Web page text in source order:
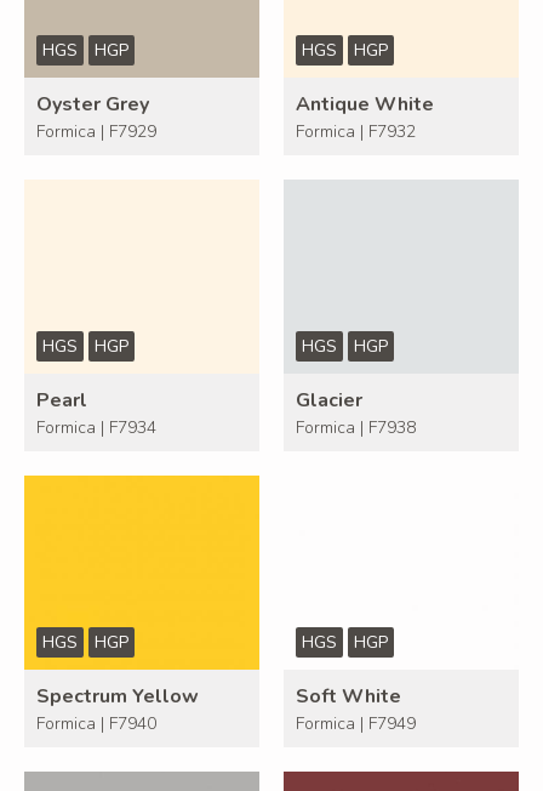
HGS HGP
Oyster Grey
Formica | F7929
HGS HGP
Antique White
Formica | F7932
HGS HGP
Pearl
Formica | F7934
HGS HGP
Glacier
Formica | F7938
HGS HGP
Spectrum Yellow
Formica | F7940
HGS HGP
Soft White
Formica | F7949